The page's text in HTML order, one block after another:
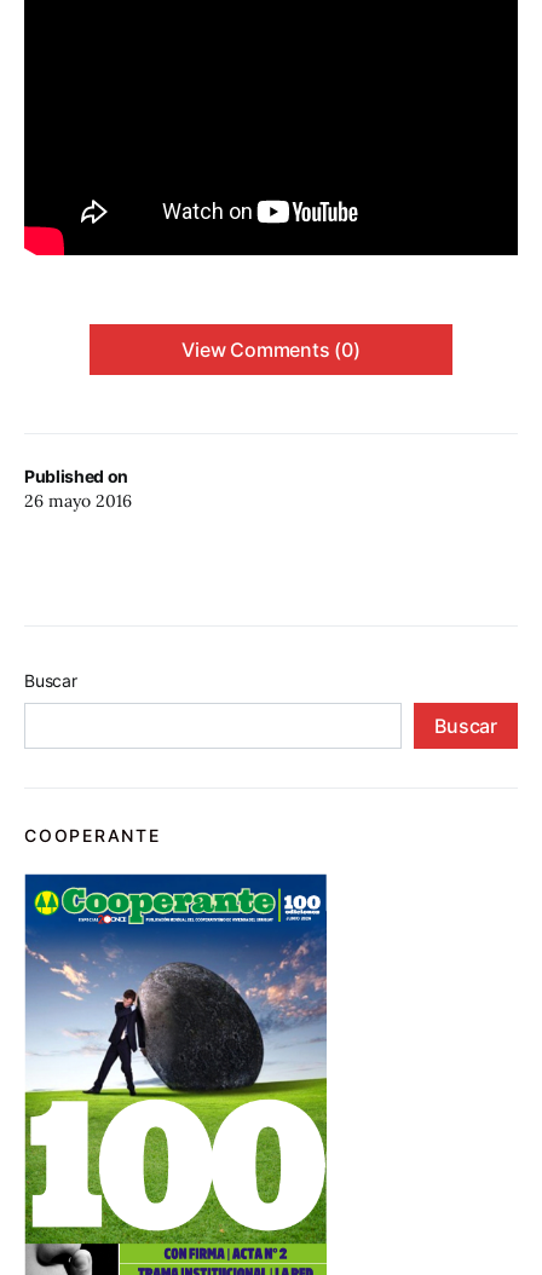
Published on
26 mayo 2016
View Comments (0)
Buscar
Buscar
COOPERANTE